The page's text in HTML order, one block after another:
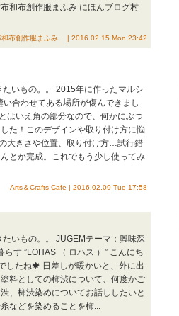
和布創作服まふみ にほんブログ村
和布創作服まふみ | 2016.02.15 Mon 23:42
いもの。。 2015年に作ったマルシ
合わせてある場所が傷んできまし
はいえ角の部分なので、何かにぶつ
た！このデザインや取り付け方に悩
大きさや位置、取り付け方…試行錯
とか完成。これでもう少し使ってみ
Arts＆Crafts Cafe | 2016.02.09 Tue 17:58
いもの。。 JUGEMテーマ：興味深
す ”LOHAS （ ロハス ）” こんにち
したね🍁 日差しが暖かいと、外に出
料としての柿渋について、何度かご
、柿渋染めについてお話ししたいと
などを染めることを柿...